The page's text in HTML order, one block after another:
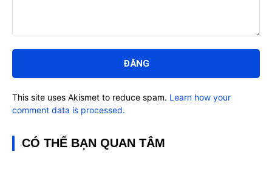
luận:
This site uses Akismet to reduce spam. Learn how your
comment data is processed.
CÓ THỂ BẠN QUAN TÂM